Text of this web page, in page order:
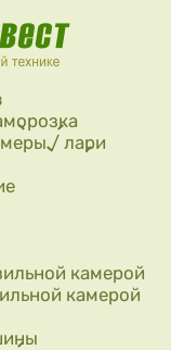
/ лари
камерой
камерой